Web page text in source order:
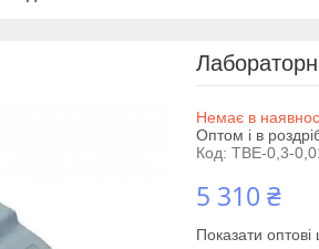
Немає в
Оптом і в
Код: ТВЕ-0,3-
5 310 ₴
Показати оптові